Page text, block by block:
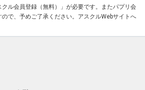
ル会員登録（無料）」が必要です。またパプリ会
ので、予めご了承ください。アスクルWebサイトへ